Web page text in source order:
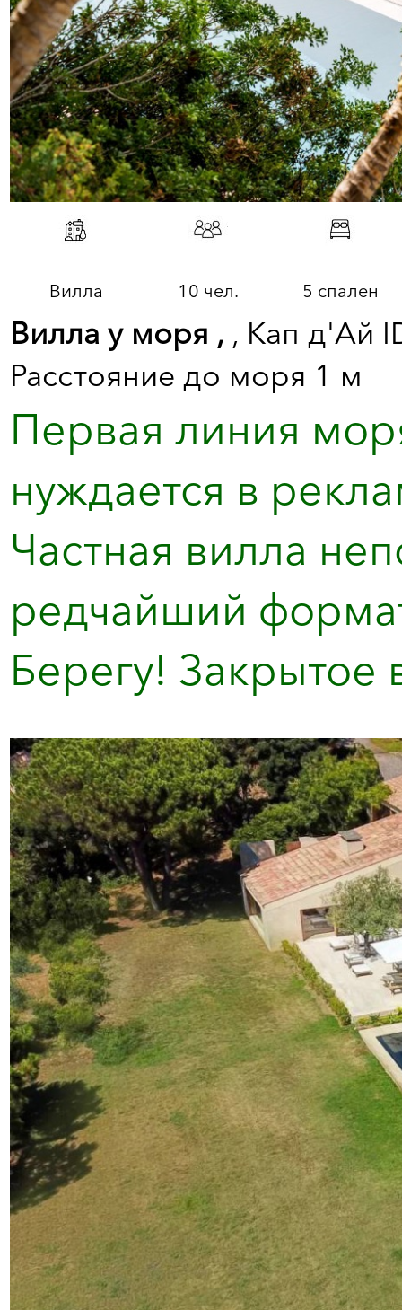
Вилла 10 чел. 5 спален
Вилла у моря , , Кап д'Ай
Расстояние до моря 1 м
Первая линия
нуждается в
Частная вилла
редчайший
Берегу! Закрытое